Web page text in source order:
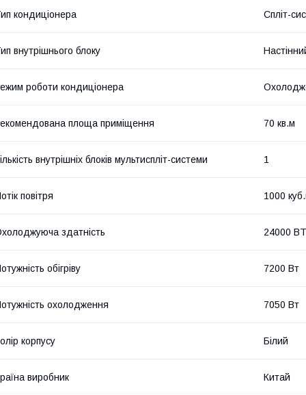
кондиціонера Спліт-
внутрішнього блоку
роботи кондиціонера
площа приміщення 70 кв.м
внутрішніх блоків мультиспліт-системи 1
повітря 1000
здатність 24000
обігріву 7200 Вт
охолодження 7050 Вт
корпусу Білий
виробник Китай